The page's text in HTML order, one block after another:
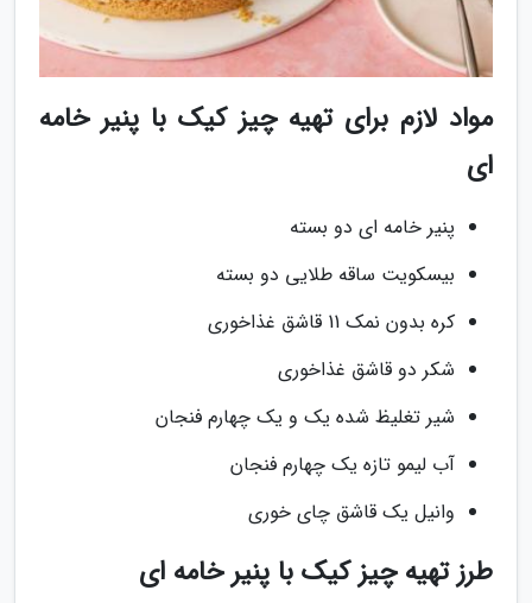
مواد لازم برای تهیه چیز کیک با پنیر خامه
ای
پنیر خامه ای دو بسته
بیسکویت ساقه طلایی دو بسته
کره بدون نمک 11 قاشق غذاخوری
شکر دو قاشق غذاخوری
شیر تغلیظ شده یک و یک چهارم فنجان
آب لیمو تازه یک چهارم فنجان
وانیل یک قاشق چای خوری
طرز تهیه چیز کیک با پنیر خامه ای